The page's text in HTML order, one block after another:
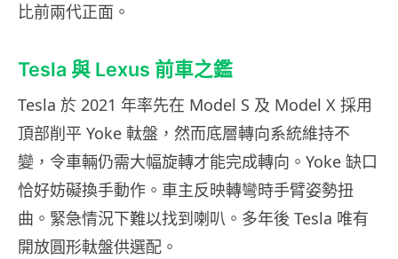
比前兩代正面。
Tesla 與 Lexus 前車之鑑
Tesla 於 2021 年率先在 Model S 及 Model X 採用
頂部削平 Yoke 軚盤，然而底層轉向系統維持不
變，令車輛仍需大幅旋轉才能完成轉向。Yoke 缺口
恰好妨礙換手動作。車主反映轉彎時手臂姿勢扭
曲。緊急情況下難以找到喇叭。多年後 Tesla 唯有
開放圓形軚盤供選配。